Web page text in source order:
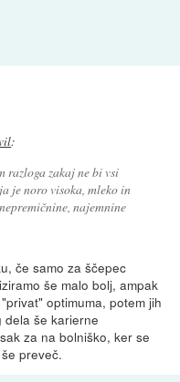
:
razloga zakaj ne bi vsi
je noro visoka, mleko in
najemnine
če samo za ščepec
še malo bolj, ampak
optimuma, potem jih
dela še karierne
za na bolniško, ker se
preveč.